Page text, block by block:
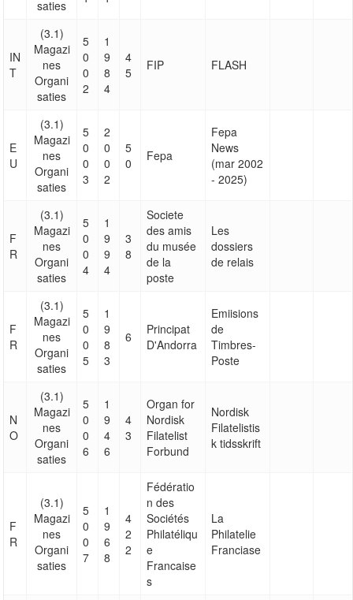
saties
IN
T
(3.1)
Magazi
nes
Organi
saties
5
0
0
2
1
9
8
4
4
5
FIP FLASH
E
U
(3.1)
Magazi
nes
Organi
saties
5
0
0
3
2
0
0
2
5
0
Fepa
Fepa
News
(mar 2002
- 2025)
F
R
(3.1)
Magazi
nes
Organi
saties
5
0
0
4
1
9
9
4
3
8
Societe
des amis
du musée
de la
poste
Les
dossiers
de relais
F
R
(3.1)
Magazi
nes
Organi
saties
5
0
0
5
1
9
8
3
6
Principat
D'Andorra
Emiisions
de
Timbres-
Poste
N
O
(3.1)
Magazi
nes
Organi
saties
5
0
0
6
1
9
4
6
4
3
Organ for
Nordisk
Filatelist
Forbund
Nordisk
Filatelistis
k tidsskrift
F
R
(3.1)
Magazi
nes
Organi
saties
5
0
0
7
1
9
6
8
4
2
2
Fédératio
n des
Sociétés
Philatéliqu
e
Francaise
s
La
Philatelie
Franciase